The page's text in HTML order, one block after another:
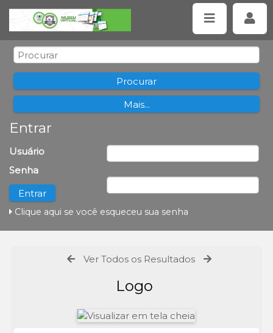
Entrar
Usuário
Senha
Clique aqui se você esqueceu sua senha
Ver Todos os Resultados
Logo